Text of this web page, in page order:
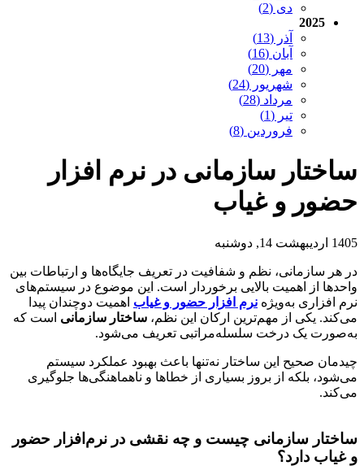
دی (2)
2025
آذر (13)
آبان (16)
مهر (20)
شهریور (24)
مرداد (28)
تیر (1)
فروردین (8)
ساختار سازمانی در نرم افزار
حضور و غیاب
1405 اردیبهشت 14, دوشنبه
در هر سازمانی، نظم و شفافیت در تعریف جایگاه‌ها و ارتباطات بین
واحدها از اهمیت بالایی برخوردار است. این موضوع در سیستم‌های
نرم افزاری به‌ویژه نرم افزار حضور و غیاب اهمیت دوچندان پیدا
می‌کند. یکی از مهم‌ترین ارکان این نظم، ساختار سازمانی است که
به‌صورت یک درخت سلسله‌مراتبی تعریف می‌شود.
چیدمان صحیح این ساختار نه‌تنها باعث بهبود عملکرد سیستم
می‌شود، بلکه از بروز بسیاری از خطاها و ناهماهنگی‌ها جلوگیری
می‌کند.
ساختار سازمانی چیست و چه نقشی در نرم‌افزار حضور
و غیاب دارد؟